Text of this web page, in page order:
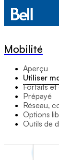
Mobilité
Aperçu
Utiliser
Forfaits
Prépayé
Réseau,
Options
Outils de